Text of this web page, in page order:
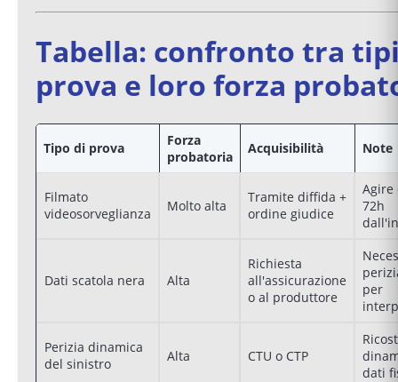
Tabella: confronto tra
prova e loro forza
Tipo di prova
Forza
probatoria
Acquisibilità Note
Filmato
videosorveglianza
Molto alta
Tramite diffida +
ordine giudice
Agire
72h
Dati scatola nera Alta
Richiesta
all'assicurazione
o al produttore
per
Perizia dinamica
del sinistro
Alta CTU o CTP
dati